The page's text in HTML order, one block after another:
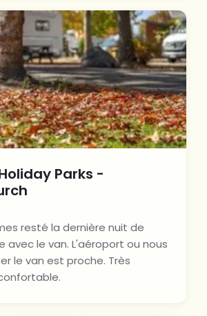
Parks -
resté la dernière nuit de
avec le van. L'aéroport ou nous
le van est proche. Très